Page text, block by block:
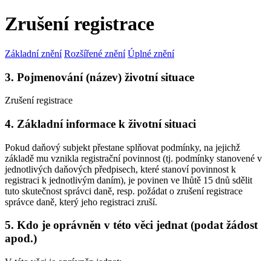
Zrušení registrace
Základní znění Rozšířené znění Úplné znění
3. Pojmenování (název) životní situace
Zrušení registrace
4. Základní informace k životní situaci
Pokud daňový subjekt přestane splňovat podmínky, na jejichž
základě mu vznikla registrační povinnost (tj. podmínky stanovené v
jednotlivých daňových předpisech, které stanoví povinnost k
registraci k jednotlivým daním), je povinen ve lhůtě 15 dnů sdělit
tuto skutečnost správci daně, resp. požádat o zrušení registrace
správce daně, který jeho registraci zruší.
5. Kdo je oprávněn v této věci jednat (podat žádost
apod.)